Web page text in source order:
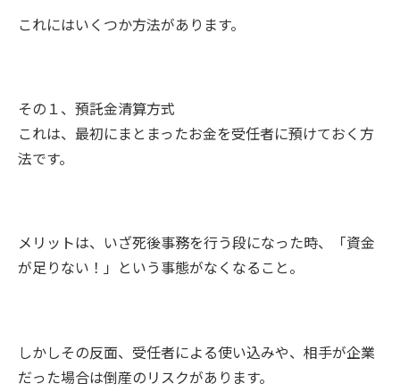
これにはいくつか方法があります。
その１、預託金清算方式
これは、最初にまとまったお金を受任者に預けておく方
法です。
メリットは、いざ死後事務を行う段になった時、「資金
が足りない！」という事態がなくなること。
しかしその反面、受任者による使い込みや、相手が企業
だった場合は倒産のリスクがあります。